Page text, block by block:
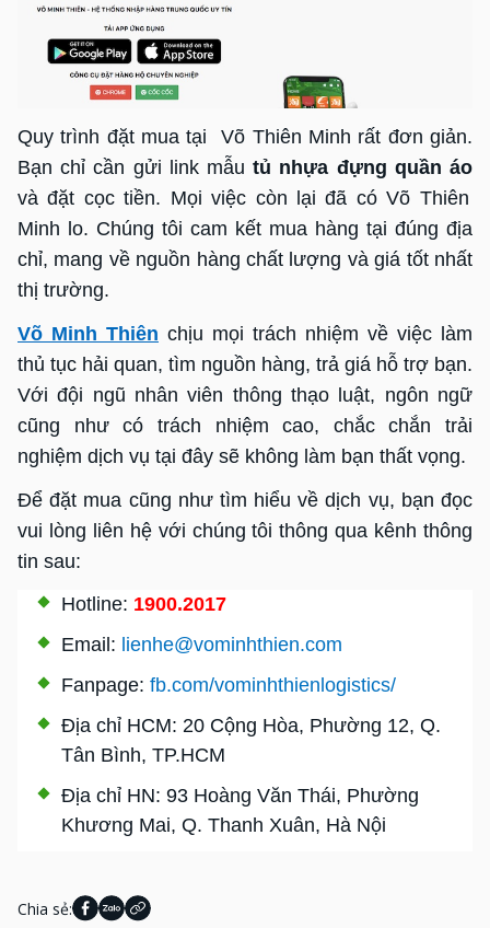
Quy trình đặt mua tại Võ Thiên Minh rất đơn giản.
Bạn chỉ cần gửi link mẫutủ nhựa đựng quần áo
và đặt cọc tiền. Mọi việc còn lại đã có Võ Thiên
Minh lo. Chúng tôi cam kết mua hàng tại đúng địa
chỉ, mang về nguồn hàng chất lượng và giá tốt nhất
thị trường.
Võ Minh Thiên chịu mọi trách nhiệm về việc làm
thủ tục hải quan, tìm nguồn hàng, trả giá hỗ trợ bạn.
Với đội ngũ nhân viên thông thạo luật, ngôn ngữ
cũng như có trách nhiệm cao, chắc chắn trải
nghiệm dịch vụ tại đây sẽ không làm bạn thất vọng.
Để đặt mua cũng như tìm hiểu về dịch vụ, bạn đọc
vui lòng liên hệ với chúng tôi thông qua kênh thông
tin sau:
Hotline: 1900.2017
Email: lienhe@vominhthien.com
Fanpage: fb.com/vominhthienlogistics/
Địa chỉ HCM: 20 Cộng Hòa, Phường 12, Q.
Tân Bình, TP.HCM
Địa chỉ HN: 93 Hoàng Văn Thái, Phường
Khương Mai, Q. Thanh Xuân, Hà Nội
Chia sẻ: